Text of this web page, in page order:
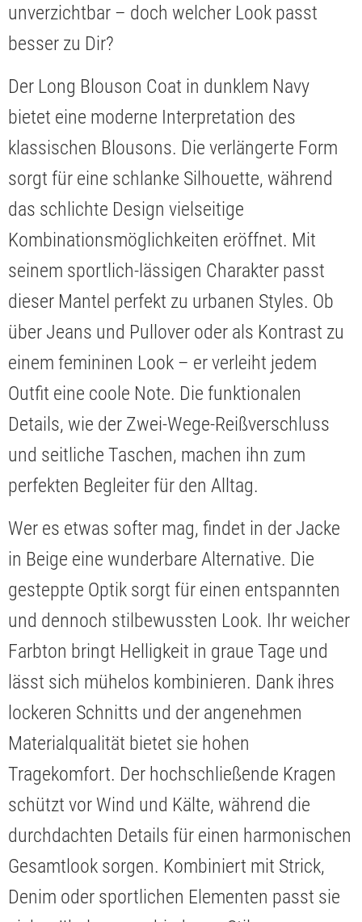
unverzichtbar – doch welcher Look passt
besser zu Dir?
Der Long Blouson Coat in dunklem Navy
bietet eine moderne Interpretation des
klassischen Blousons. Die verlängerte Form
sorgt für eine schlanke Silhouette, während
das schlichte Design vielseitige
Kombinationsmöglichkeiten eröffnet. Mit
seinem sportlich-lässigen Charakter passt
dieser Mantel perfekt zu urbanen Styles. Ob
über Jeans und Pullover oder als Kontrast zu
einem femininen Look – er verleiht jedem
Outfit eine coole Note. Die funktionalen
Details, wie der Zwei-Wege-Reißverschluss
und seitliche Taschen, machen ihn zum
perfekten Begleiter für den Alltag.
Wer es etwas softer mag, findet in der Jacke
in Beige eine wunderbare Alternative. Die
gesteppte Optik sorgt für einen entspannten
und dennoch stilbewussten Look. Ihr weicher
Farbton bringt Helligkeit in graue Tage und
lässt sich mühelos kombinieren. Dank ihres
lockeren Schnitts und der angenehmen
Materialqualität bietet sie hohen
Tragekomfort. Der hochschließende Kragen
schützt vor Wind und Kälte, während die
durchdachten Details für einen harmonischen
Gesamtlook sorgen. Kombiniert mit Strick,
Denim oder sportlichen Elementen passt sie